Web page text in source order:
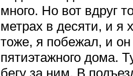
много. Но вот вдруг
метрах в десяти, и я
тоже, я побежал, и
пятиэтажного дома.